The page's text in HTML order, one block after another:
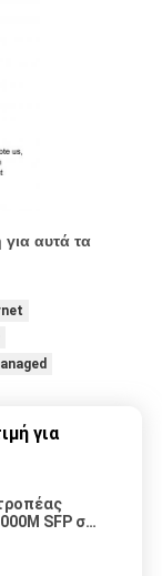
αυτά τα
για
SFP σε